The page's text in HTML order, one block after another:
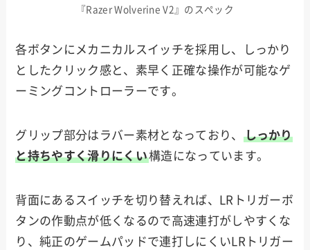
『Razer Wolverine V2』のスペック
各ボタンにメカニカルスイッチを採用し、しっかり
としたクリック感と、素早く正確な操作が可能なゲ
ーミングコントローラーです。
グリップ部分はラバー素材となっており、
しっかり
と持ちやすく滑りにくい構造になっています。
背面にあるスイッチを切り替えれば、LRトリガーボ
タンの作動点が低くなるので高速連打がしやすくな
り、純正のゲームパッドで連打しにくいLRトリガー